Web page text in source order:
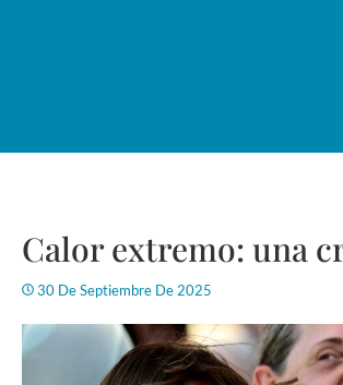
Calor extremo: una
30 De Septiembre De 2025